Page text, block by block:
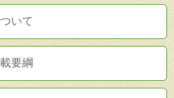
いて
要綱